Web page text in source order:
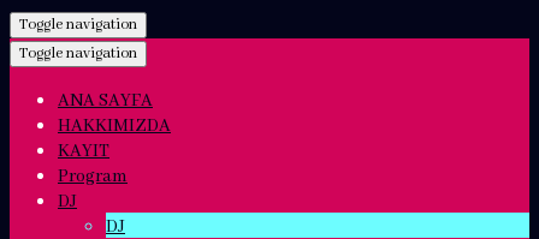
Toggle navigation
Toggle navigation
ANA SAYFA
HAKKIMIZDA
KAYIT
Program
DJ
DJ